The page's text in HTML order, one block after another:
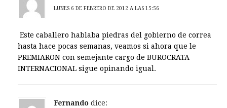
LUNES 6 DE FEBRERO DE 2012 A LAS 15:56
Este caballero hablaba piedras del gobierno de correa
hasta hace pocas semanas, veamos si ahora que le
PREMIARON con semejante cargo de BUROCRATA
INTERNACIONAL sigue opinando igual.
Fernando dice: